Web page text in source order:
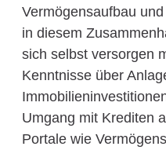
Vermögensaufbau
in diesem
sich selbst versorgen
Kenntnisse über
Umgang mit Krediten
Portale wie